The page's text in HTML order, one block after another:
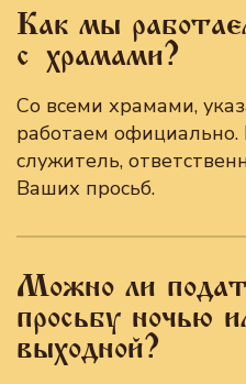
Как мы
с храмами?
Со всеми храмами,
работаем
служитель,
Ваших просьб.
Можно ли
просьбу ночью
выходной?